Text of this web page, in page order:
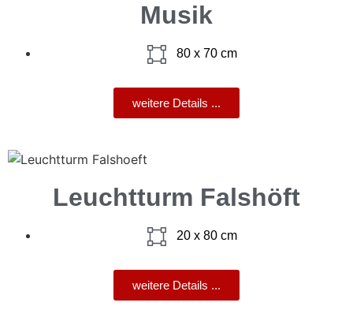
Musik
80 x 70 cm
weitere Details ...
Leuchtturm Falshöft
20 x 80 cm
weitere Details ...